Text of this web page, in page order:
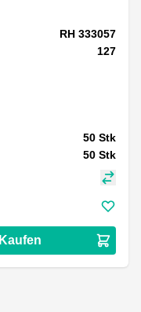
RH 333057
127
50 Stk
50 Stk
Kaufen